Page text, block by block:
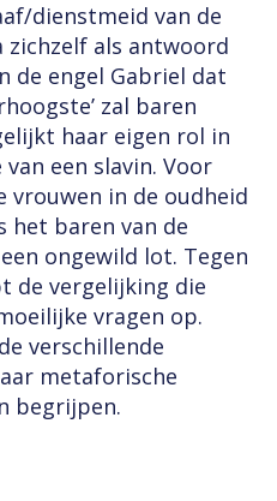
dienstmeid van de
zichzelf als antwoord
de engel Gabriel dat
zal baren
haar eigen rol in
een slavin. Voor
vrouwen in de oudheid
het baren van de
ongewild lot. Tegen
de vergelijking die
vragen op.
verschillende
metaforische
begrijpen.